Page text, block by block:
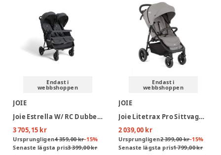
Endast i
webbshoppen
JOIE
Joie Estrella W/ RC Dubbelsittvagn - Ebony
3 705,15 kr
Ursprungligen4 359,00 kr-15%
Senaste lägsta pris3 399,00 kr
Endast i
webbshoppen
JOIE
Joie Litetrax Pro Sittvagn - Pebble
2 039,00 kr
Ursprungligen2 399,00 kr-15%
Senaste lägsta pris1 799,00 kr